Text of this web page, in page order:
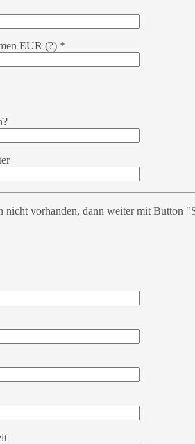
EUR (?) *
nicht vorhanden, dann weiter mit Button